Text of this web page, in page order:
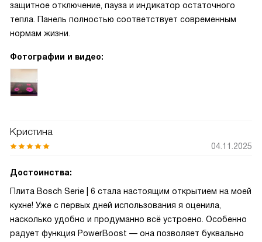
защитное отключение, пауза и индикатор остаточного
тепла. Панель полностью соответствует современным
нормам жизни.
Фотографии и видео:
Кристина
04.11.2025
Достоинства:
Плита Bosch Serie | 6 стала настоящим открытием на моей
кухне! Уже с первых дней использования я оценила,
насколько удобно и продуманно всё устроено. Особенно
радует функция PowerBoost — она позволяет буквально